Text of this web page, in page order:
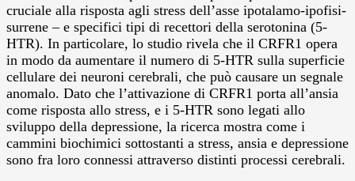
cruciale alla risposta agli stress dell’asse ipotalamo-ipofisi-
surrene – e specifici tipi di recettori della serotonina (5-
HTR). In particolare, lo studio rivela che il CRFR1 opera
in modo da aumentare il numero di 5-HTR sulla superficie
cellulare dei neuroni cerebrali, che può causare un segnale
anomalo. Dato che l’attivazione di CRFR1 porta all’ansia
come risposta allo stress, e i 5-HTR sono legati allo
sviluppo della depressione, la ricerca mostra come i
cammini biochimici sottostanti a stress, ansia e depressione
sono fra loro connessi attraverso distinti processi cerebrali.